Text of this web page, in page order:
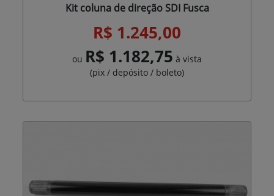
Kit coluna de direção SDI Fusca
R$ 1.245,00
ou R$ 1.182,75 à vista
(pix / depósito / boleto)